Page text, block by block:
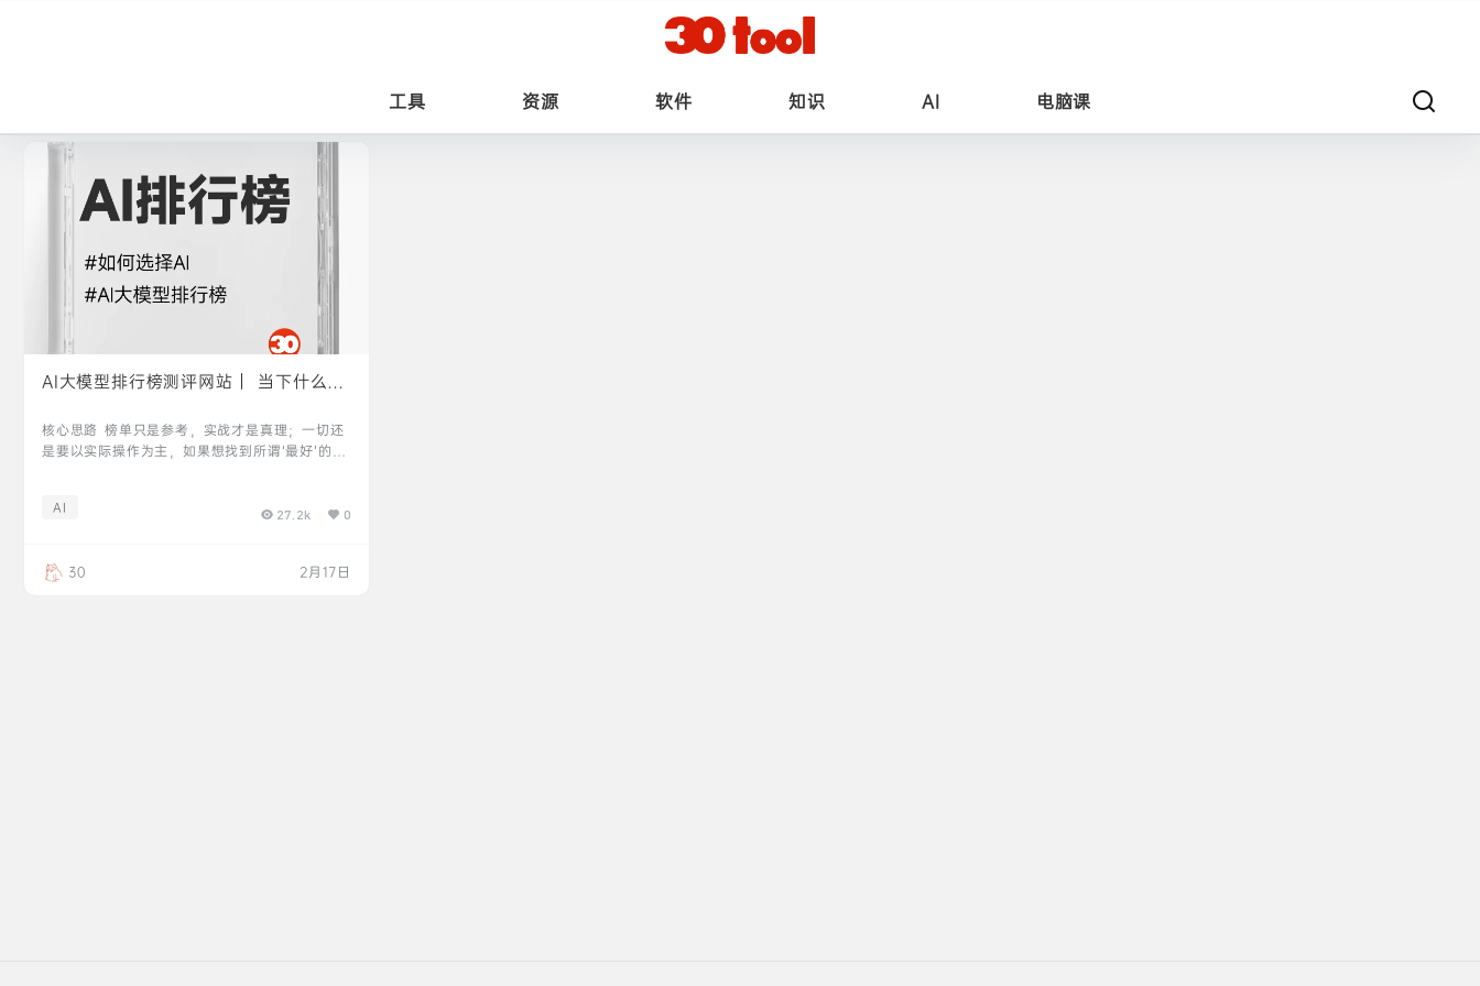
工具 资源 软件 知识 AI 电脑课 AI 大模型
AI大模型排行榜测评网站｜ 当下什么
核心思路 榜单只是参考，实战才是真理；一切还
是要以实际操作为主，如果想找到所谓‘最好’的模
道。不同的大模型一定有各自的长短板，你需要
理做复杂的任务。 站长个人使用 我自己目前使用
AI 27.2k 0
30 2月17日